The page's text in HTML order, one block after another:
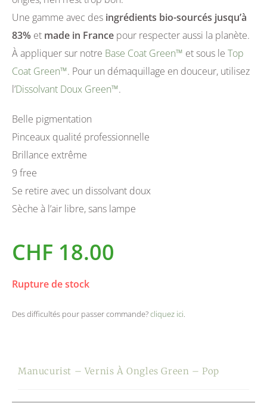
Une gamme avec des ingrédients bio-sourcés jusqu’à
83% et made in France pour respecter aussi la planète.
À appliquer sur notre Base Coat Green™ et sous le Top
Coat Green™. Pour un démaquillage en douceur, utilisez
l’Dissolvant Doux Green™.
Belle pigmentation
Pinceaux qualité professionnelle
Brillance extrême
9 free
Se retire avec un dissolvant doux
Sèche à l’air libre, sans lampe
CHF 18.00
Rupture de stock
Des difficultés pour passer commande?cliquez ici.
Manucurist – Vernis À Ongles Green – Pop